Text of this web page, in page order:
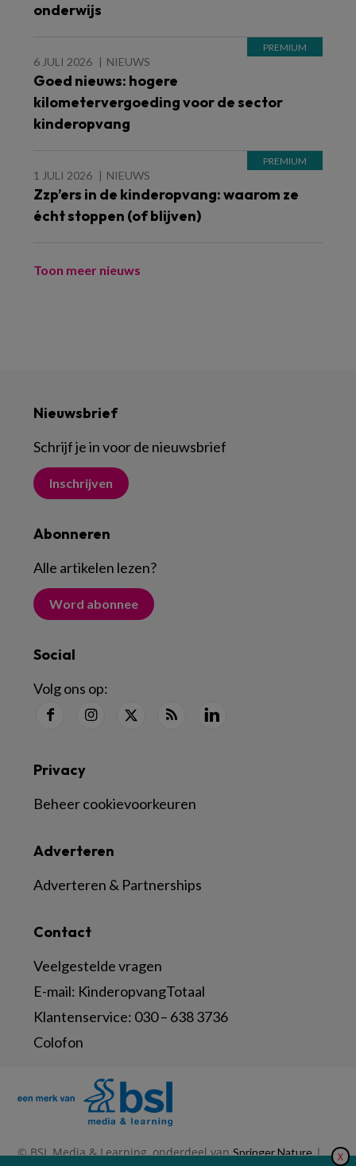
onderwijs
6 JULI 2026 NIEUWS
Goed nieuws: hogere
kilometervergoeding voor de sector
kinderopvang
1 JULI 2026 NIEUWS
Zzp’ers in de kinderopvang: waarom ze
écht stoppen (of blijven)
Toon meer nieuws
Nieuwsbrief
Schrijf je in voor de nieuwsbrief
Inschrijven
Abonneren
Alle artikelen lezen?
Word abonnee
Social
Volg ons op:
Contact
Veelgestelde vragen
E-mail: KinderopvangTotaal
Klantenservice: 030 – 638 3736
Colofon
Adverteren
Adverteren & Partnerships
Privacy
Beheer cookievoorkeuren
© BSL Media & Learning, onderdeel vanSpringer Nature| X